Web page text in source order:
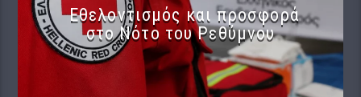
Εθελοντισμός και προσφορά
στο Νότο του Ρεθύμνου